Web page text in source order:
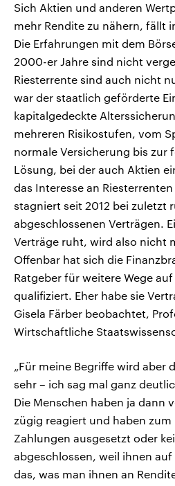
Sich Aktien und anderen
mehr Rendite zu nähern, fällt
Die Erfahrungen mit dem
2000-er Jahre sind nicht
Riesterrente sind auch nicht
war der staatlich geförderte
kapitalgedeckte
mehreren Risikostufen, vom
normale Versicherung bis zur
Lösung, bei der auch Aktien
das Interesse an
stagniert seit 2012 bei zuletzt
abgeschlossenen Verträgen.
Verträge ruht, wird also nicht
Offenbar hat sich die
Ratgeber für weitere Wege
qualifiziert. Eher habe sie
Gisela Färber beobachtet,
Wirtschaftliche
„Für meine Begriffe wird aber
sehr – ich sag mal ganz
Die Menschen haben ja dann
zügig reagiert und haben zum
Zahlungen ausgesetzt oder
abgeschlossen, weil ihnen auf
das, was man ihnen an